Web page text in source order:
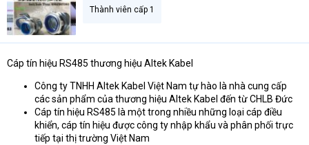
t
a
r
e
Thành viên cấp 1
Cáp tín hiệu RS485 thương hiệu Altek Kabel
Công ty TNHH Altek Kabel Việt Nam tự hào là nhà cung cấp
các sản phẩm của thương hiệu Altek Kabel đến từ CHLB Đức
Cáp tín hiệu RS485 là một trong nhiều những loại cáp điều
khiển, cáp tín hiệu được công ty nhập khẩu và phân phối trực
tiếp tại thị trường Việt Nam